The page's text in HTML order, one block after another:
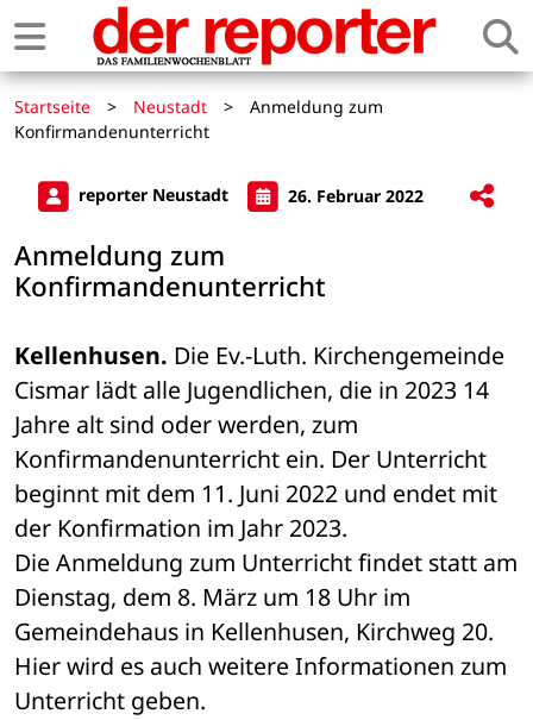
Startseite > Neustadt >
Anmeldung zum
Konfirmandenunterricht
reporter Neustadt 26. Februar 2022
Anmeldung zum
Konfirmandenunterricht
Kellenhusen. Die Ev.-Luth. Kirchengemeinde
Cismar lädt alle Jugendlichen, die in 2023 14
Jahre alt sind oder werden, zum
Konfirmandenunterricht ein. Der Unterricht
beginnt mit dem 11. Juni 2022 und endet mit
der Konfirmation im Jahr 2023.
Die Anmeldung zum Unterricht findet statt am
Dienstag, dem 8. März um 18 Uhr im
Gemeindehaus in Kellenhusen, Kirchweg 20.
Hier wird es auch weitere Informationen zum
Unterricht geben.